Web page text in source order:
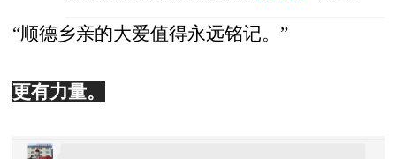
“顺德乡亲的大爱值得永远铭记。”
更有力量。